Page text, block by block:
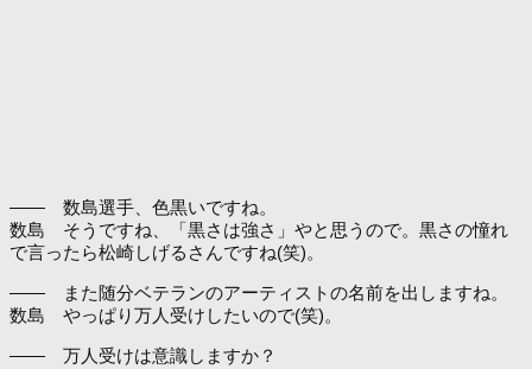
―― 数島選手、色黒いですね。
数島 そうですね、「黒さは強さ」やと思うので。黒さの憧れ
で言ったら松崎しげるさんですね(笑)。
―― また随分ベテランのアーティストの名前を出しますね。
数島 やっぱり万人受けしたいので(笑)。
―― 万人受けは意識しますか？